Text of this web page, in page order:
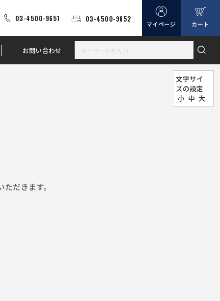
03-4500-9651 03-4500-9652
マイページ カート
お問い合わせ
だきます。
文字サイ
ズの設定
小 中 大